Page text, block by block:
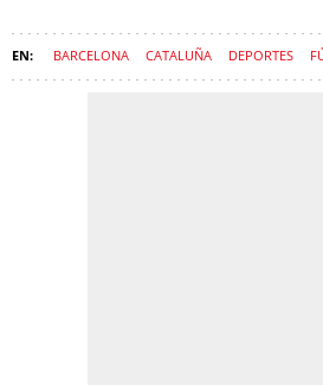
BARCELONA CATALUÑA DEPORTES